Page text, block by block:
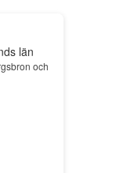
län
och